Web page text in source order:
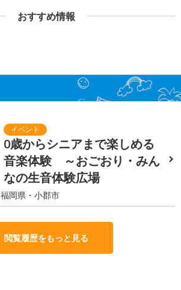
おすすめ情報
0歳からシニアまで楽しめる
音楽体験 ～おごおり・みん
なの生音体験広場
福岡県・小郡市
閲覧履歴をもっと見る